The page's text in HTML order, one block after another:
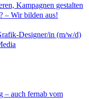
Kampagnen gestalten
– Wir bilden aus!
Designer/in (m/w/d)
– auch fernab vom